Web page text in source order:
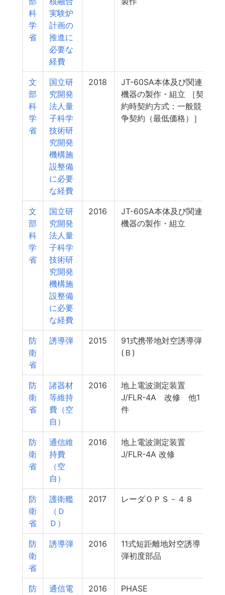
科
学
省
実験炉
計画の
推進に
必要な
経費
文
部
科
学
省
国立研
究開発
法人量
子科学
技術研
究開発
機構施
設整備
に必要
な経費
2018
JT-60SA本体及び関連
機器の製作・組立 ［契
約時契約方式：一般競
争契約（最低価格）］
文
部
科
学
省
国立研
究開発
法人量
子科学
技術研
究開発
機構施
設整備
に必要
な経費
2016
JT-60SA本体及び関連
機器の製作・組立
防
衛
省
誘導弾 2015
91式携帯地対空誘導弾
(Ｂ)
防
衛
省
諸器材
等維持
費（空
自）
2016
地上電波測定装置
J/FLR-4A 改修 他1
件
防
衛
省
通信維
持費
（空
自）
2016
地上電波測定装置
J/FLR-4A 改修
防
衛
省
護衛艦
（Ｄ
Ｄ）
2017 レーダＯＰＳ－４８
防
衛
省
誘導弾 2016
11式短距離地対空誘導
弾初度部品
防
通信電
2016
PHASE